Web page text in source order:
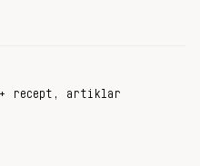
recept, artiklar